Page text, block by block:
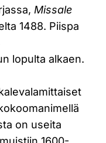
Missale
1488. Piispa
lopulta alkaen.
on useita